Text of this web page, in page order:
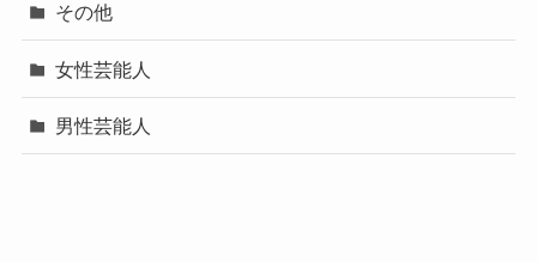
その他
女性芸能人
男性芸能人